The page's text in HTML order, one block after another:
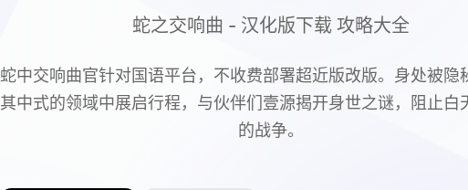
蛇之交响曲 - 汉化版下载 攻略大全
蛇中交响曲官针对国语平台，不收费部署超近版改版。身处被隐
其中式的领域中展启行程，与伙伴们壹源揭开身世之谜，阻止白
的战争。